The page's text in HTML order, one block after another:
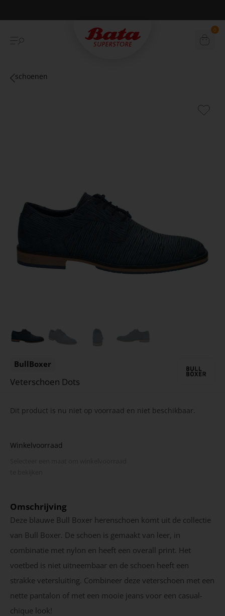
Betaal achteraf met Klarna 0
schoenen
BullBoxer
Veterschoen Dots
Dit product is nu niet op voorraad en niet beschikbaar.
Winkelvoorraad
Omschrijving
Deze blauwe Bull Boxer herenschoen komt uit de collectie
van Bull Boxer. De schoen is gemaakt van leer, in
combinatie met nylon en heeft een overall print. Het
voetbed is niet uitneembaar en de schoen heeft een
strakke vetersluiting. Combineer deze veterschoen met een
nette pantalon of met een mooie jeans voor een casual-
chique look!